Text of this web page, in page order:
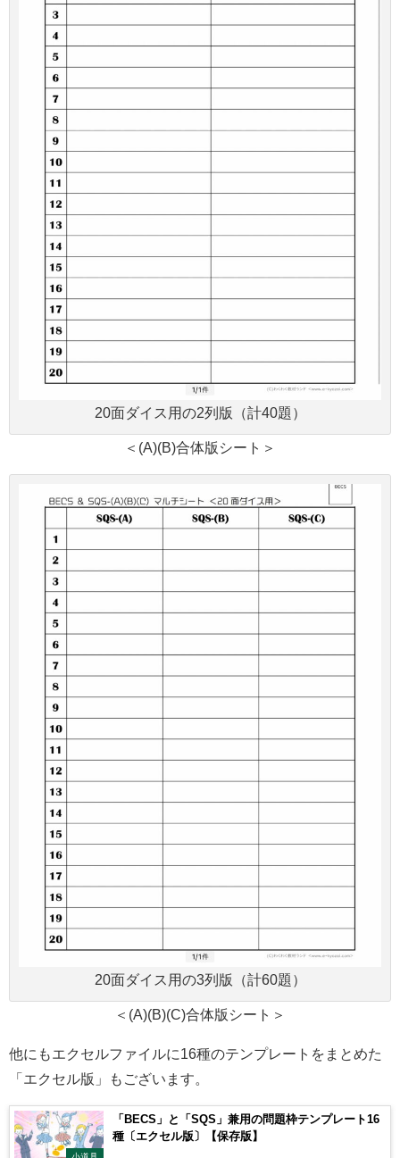
20面ダイス用の2列版（計40題）
＜(A)(B)合体版シート＞
20面ダイス用の3列版（計60題）
＜(A)(B)(C)合体版シート＞
他にもエクセルファイルに16種のテンプレートをまとめた
「エクセル版」もございます。
「BECS」と「SQS」兼用の問題枠テンプレート16
種〔エクセル版〕【保存版】